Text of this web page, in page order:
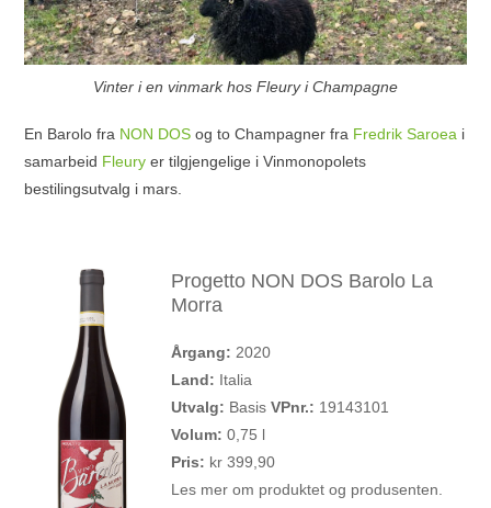
Vinter i en vinmark hos Fleury i Champagne
En Barolo fra NON DOS og to Champagner fra Fredrik Saroea i
samarbeid Fleury er tilgjengelige i Vinmonopolets
bestilingsutvalg i mars.
Progetto NON DOS Barolo La
Morra
Årgang: 2020
Land: Italia
Utvalg: Basis VPnr.: 19143101
Volum: 0,75 l
Pris: kr 399,90
Les mer om produktet og produsenten.